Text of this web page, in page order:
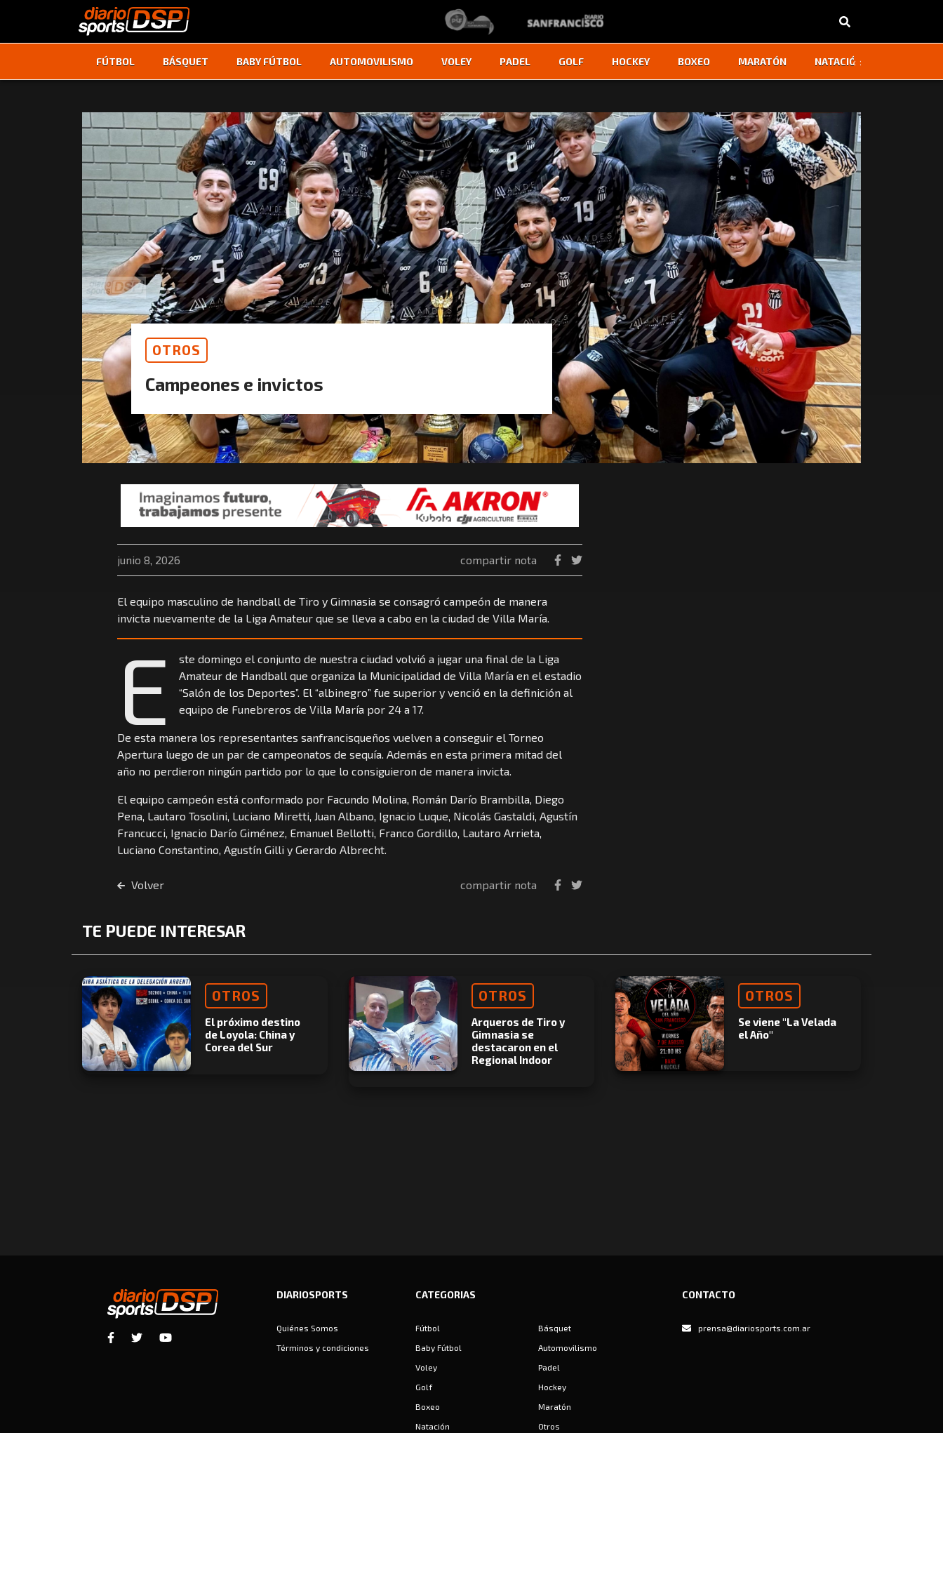
FÚTBOL BÁSQUET BABY FÚTBOL AUTOMOVILISMO VOLEY PADEL GOLF HOCKEY BOXEO MARATÓN NATACIÓN
‹ ›
OTROS
Campeones e invictos
junio 8, 2026 compartir nota
El equipo masculino de handball de Tiro y Gimnasia se consagró campeón de manera
invicta nuevamente de la Liga Amateur que se lleva a cabo en la ciudad de Villa María.
E
ste domingo el conjunto de nuestra ciudad volvió a jugar una final de la Liga
Amateur de Handball que organiza la Municipalidad de Villa María en el estadio
“Salón de los Deportes”. El “albinegro” fue superior y venció en la definición al
equipo de Funebreros de Villa María por 24 a 17.
De esta manera los representantes sanfrancisqueños vuelven a conseguir el Torneo
Apertura luego de un par de campeonatos de sequía. Además en esta primera mitad del
año no perdieron ningún partido por lo que lo consiguieron de manera invicta.
El equipo campeón está conformado por Facundo Molina, Román Darío Brambilla, Diego
Pena, Lautaro Tosolini, Luciano Miretti, Juan Albano, Ignacio Luque, Nicolás Gastaldi, Agustín
Francucci, Ignacio Darío Giménez, Emanuel Bellotti, Franco Gordillo, Lautaro Arrieta,
Luciano Constantino, Agustín Gilli y Gerardo Albrecht.
Volver compartir nota
TE PUEDE INTERESAR
OTROS
El próximo destino
de Loyola: China y
Corea del Sur
OTROS
Arqueros de Tiro y
Gimnasia se
destacaron en el
Regional Indoor
OTROS
Se viene "La Velada
el Año"
DIARIOSPORTS
Quiénes Somos
Términos y condiciones
CATEGORIAS
Fútbol
Básquet
Baby Fútbol
Automovilismo
Voley
Padel
Golf
Hockey
Boxeo
Maratón
Natación
Otros
CONTACTO
prensa@diariosports.com.ar